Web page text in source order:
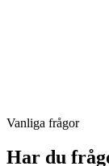
Vanliga frågor
Har du